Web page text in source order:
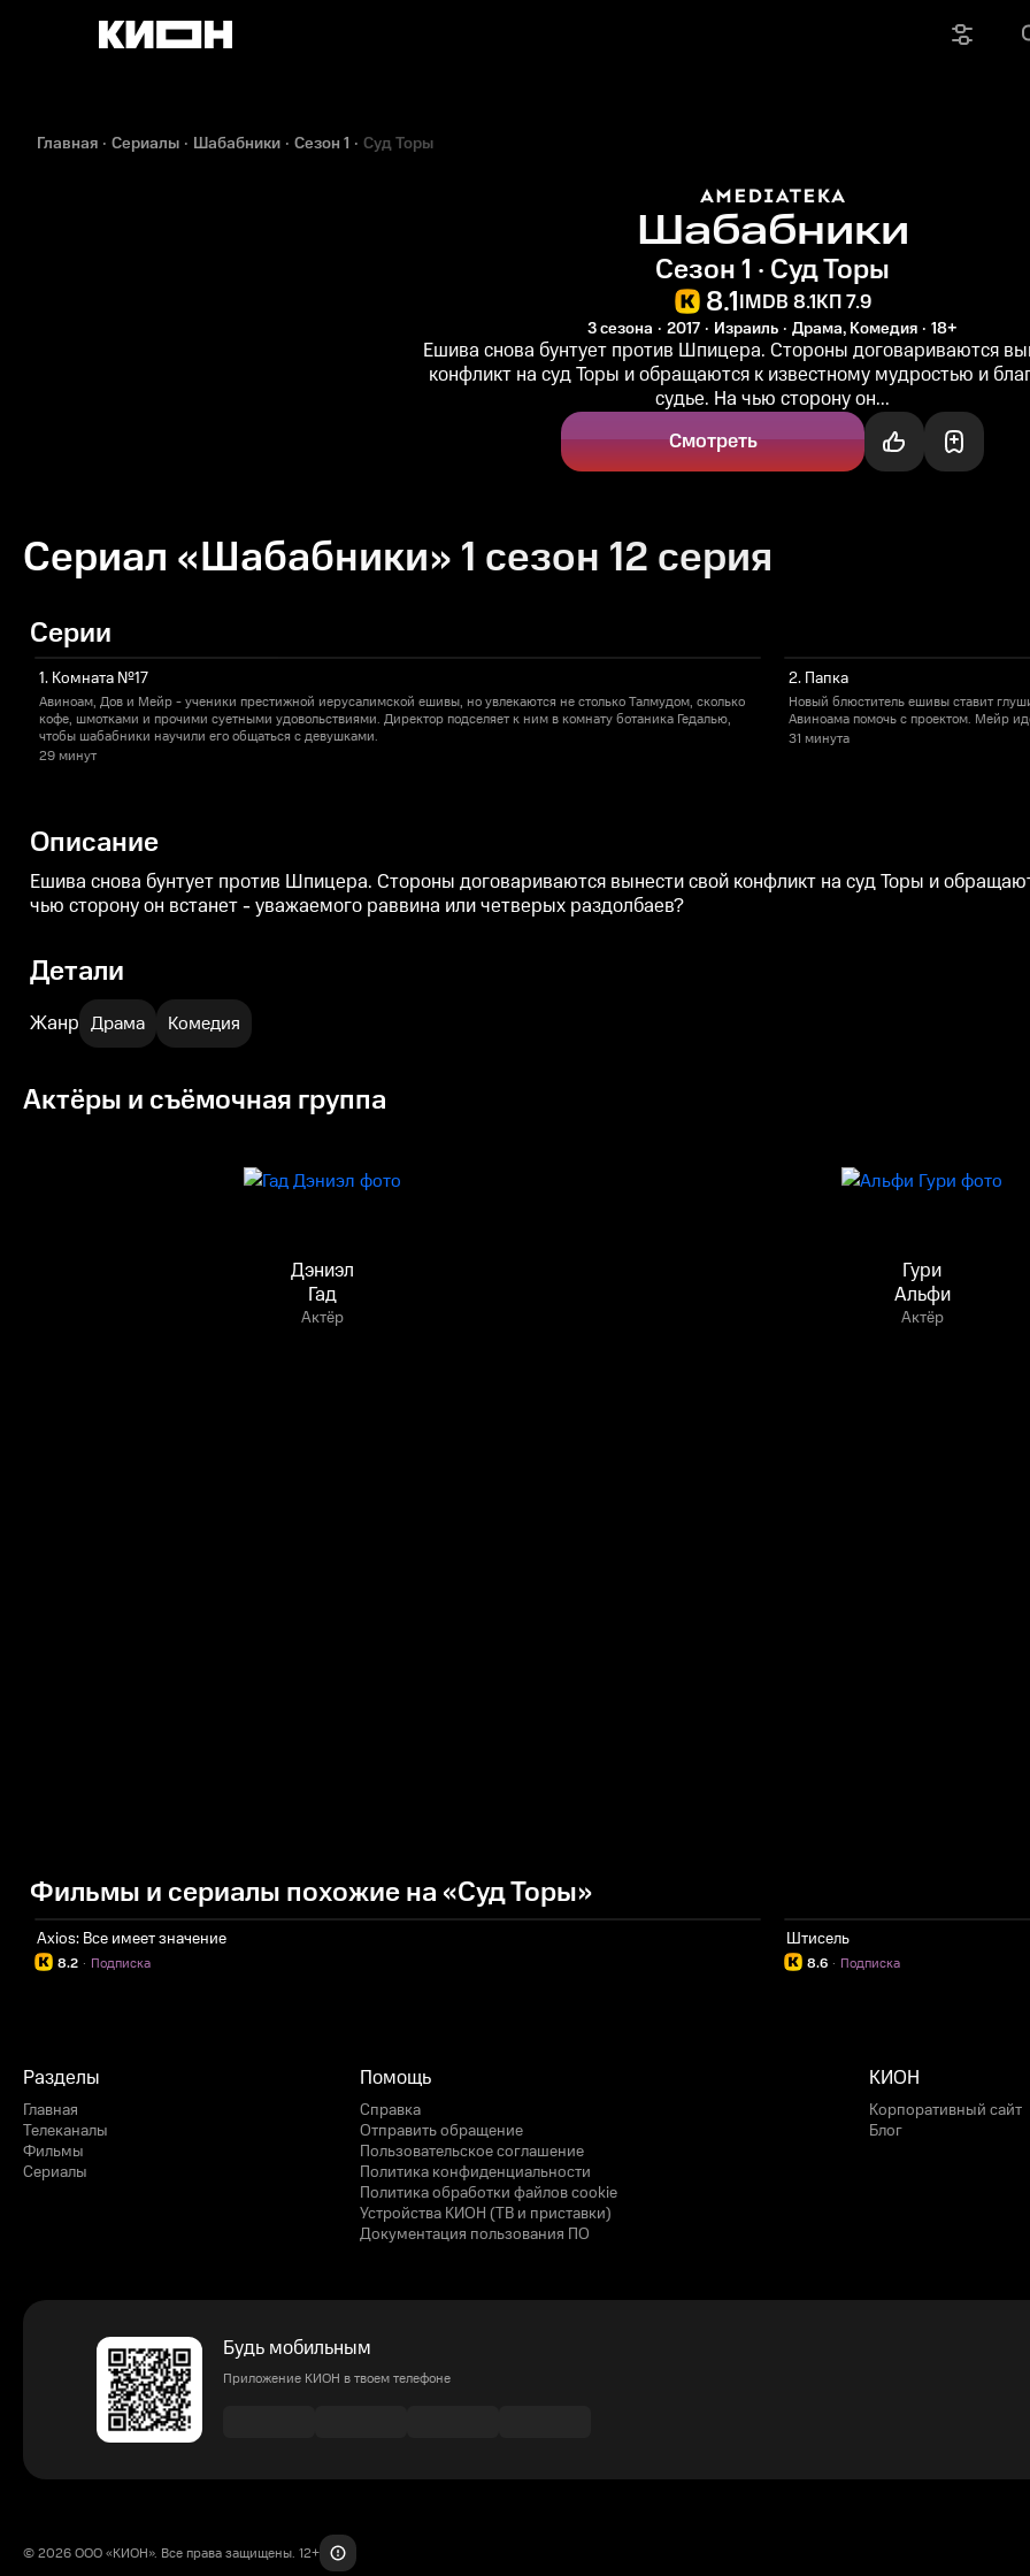
Главная Сериалы Шабабники Сезон 1 Суд Торы
Шабабники
Сезон 1 · Суд Торы
8.1IMDB 8.1КП 7.9
3 сезона 2017 Израиль Драма, Комедия 18+
Ешива снова бунтует против Шпицера. Стороны договариваются
конфликт на суд Торы и обращаются к известному мудростью и
судье. На чью сторону он...
Смотреть
Сериал «Шабабники» 1 сезон 12 серия
Серии
1. Комната №17
Авиноам, Дов и Мейр - ученики престижной иерусалимской ешивы, но увлекаются не столько Талмудом, сколько
кофе, шмотками и прочими суетными удовольствиями. Директор подселяет к ним в комнату ботаника Гедалью,
чтобы шабабники научили его общаться с девушками.
29 минут
2. Папка
Новый блюститель ешивы ставит
Авиноама помочь с проектом. Мейр
31 минута
Описание
Ешива снова бунтует против Шпицера. Стороны договариваются вынести свой конфликт на суд Торы и
чью сторону он встанет - уважаемого раввина или четверых раздолбаев?
Детали
Жанр Драма Комедия
Актёры и съёмочная группа
Дэниэл
Гад
Актёр
Гури
Альфи
Актёр
Фильмы и сериалы похожие на «Суд Торы»
Axios: Все имеет значение
8.2 Подписка
·
Штисель
8.6 Подписка
·
Разделы
Главная
Телеканалы
Фильмы
Сериалы
Помощь
Справка
Отправить обращение
Пользовательское соглашение
Политика конфиденциальности
Политика обработки файлов cookie
Устройства КИОН (ТВ и приставки)
Документация пользования ПО
КИОН
Корпоративный сайт
Блог
Будь мобильным
Приложение КИОН в твоем телефоне
© 2026 ООО «КИОН». Все права защищены. 12+